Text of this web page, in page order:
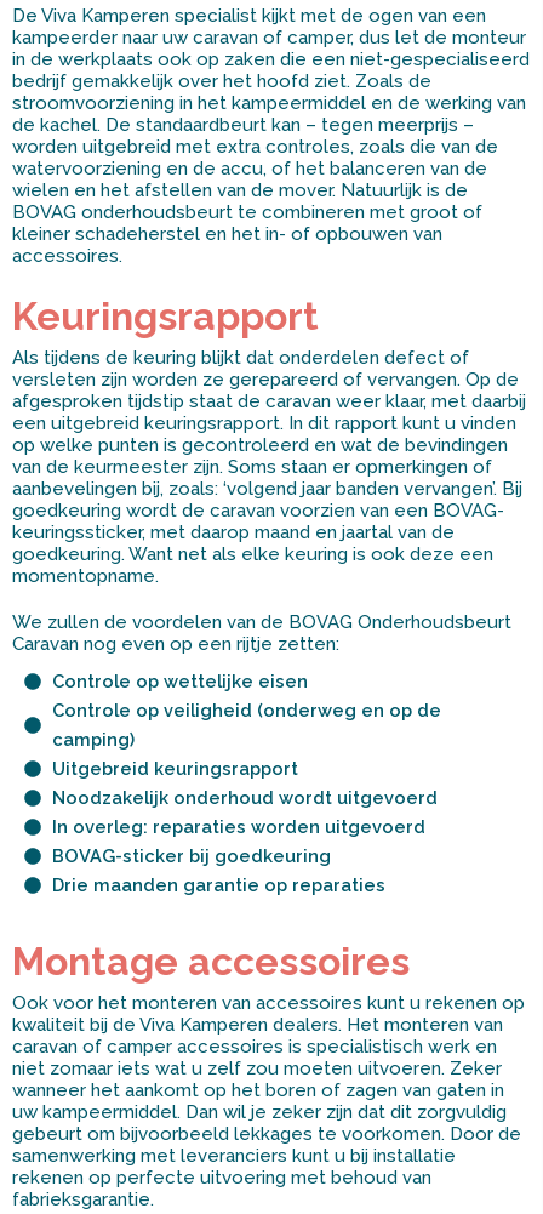
De Viva Kamperen specialist kijkt met de ogen van een
kampeerder naar uw caravan of camper, dus let de monteur
in de werkplaats ook op zaken die een niet-gespecialiseerd
bedrijf gemakkelijk over het hoofd ziet. Zoals de
stroomvoorziening in het kampeermiddel en de werking van
de kachel. De standaardbeurt kan – tegen meerprijs –
worden uitgebreid met extra controles, zoals die van de
watervoorziening en de accu, of het balanceren van de
wielen en het afstellen van de mover. Natuurlijk is de
BOVAG onderhoudsbeurt te combineren met groot of
kleiner schadeherstel en het in- of opbouwen van
accessoires.
Keuringsrapport
Als tijdens de keuring blijkt dat onderdelen defect of
versleten zijn worden ze gerepareerd of vervangen. Op de
afgesproken tijdstip staat de caravan weer klaar, met daarbij
een uitgebreid keuringsrapport. In dit rapport kunt u vinden
op welke punten is gecontroleerd en wat de bevindingen
van de keurmeester zijn. Soms staan er opmerkingen of
aanbevelingen bij, zoals: ‘volgend jaar banden vervangen’. Bij
goedkeuring wordt de caravan voorzien van een BOVAG-
keuringssticker, met daarop maand en jaartal van de
goedkeuring. Want net als elke keuring is ook deze een
momentopname.
We zullen de voordelen van de BOVAG Onderhoudsbeurt
Caravan nog even op een rijtje zetten:
Controle op wettelijke eisen
Controle op veiligheid (onderweg en op de
camping)
Uitgebreid keuringsrapport
Noodzakelijk onderhoud wordt uitgevoerd
In overleg: reparaties worden uitgevoerd
BOVAG-sticker bij goedkeuring
Drie maanden garantie op reparaties
Montage accessoires
Ook voor het monteren van accessoires kunt u rekenen op
kwaliteit bij de Viva Kamperen dealers. Het monteren van
caravan of camper accessoires is specialistisch werk en
niet zomaar iets wat u zelf zou moeten uitvoeren. Zeker
wanneer het aankomt op het boren of zagen van gaten in
uw kampeermiddel. Dan wil je zeker zijn dat dit zorgvuldig
gebeurt om bijvoorbeeld lekkages te voorkomen. Door de
samenwerking met leveranciers kunt u bij installatie
rekenen op perfecte uitvoering met behoud van
fabrieksgarantie.